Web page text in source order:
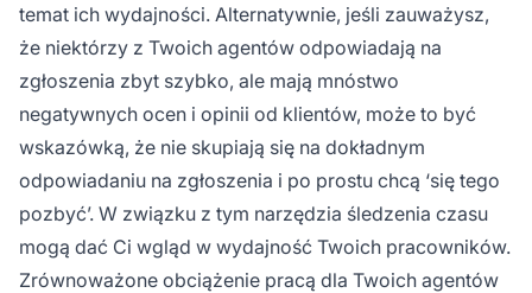
temat ich wydajności. Alternatywnie, jeśli zauważysz,
że niektórzy z Twoich agentów odpowiadają na
zgłoszenia zbyt szybko, ale mają mnóstwo
negatywnych ocen i opinii od klientów, może to być
wskazówką, że nie skupiają się na dokładnym
odpowiadaniu na zgłoszenia i po prostu chcą ‘się tego
pozbyć’. W związku z tym narzędzia śledzenia czasu
mogą dać Ci wgląd w wydajność Twoich pracowników.
Zrównoważone obciążenie pracą dla Twoich agentów